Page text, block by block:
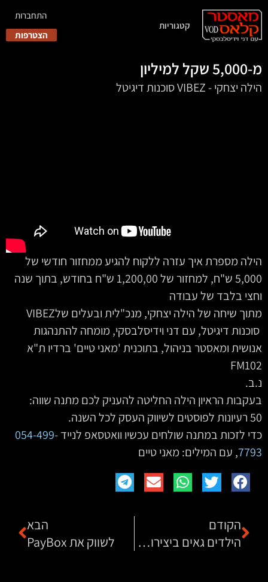
קטגוריות
התחברות
הצטרפות
מ-5,000 שקל למיליון
הילה יצחקי - VIBEZ סוכנות דיגיטל
הילה מספרת איך עזרה ללקוח להגיע ממחזור חודשי של
5,000‏ ש"ח, למחזור של 1,200,00 ש"ח בחודש, בתוך שנה
וחצי בלבד של עבודה
מתוך שיחה של הילה יצחקי, מנכ"לית ובעלים שלVIBEZ
‏‏ סוכנות דיגיטל, עם דני וידיסלבסקי, מומחה להתנהגות
אנושית ומאסטר בניהול, בתוכנית 'מאני טיים' ברדיו ת"א
FM102
נ.ב.
בעקבות הראיון הילה החליטה להעניק לכם מתנה שווה:
50‏ רעיונות לפוסטים לשיווק העסק לכל השנה.
כדי לזכות במתנה שולחים עכשיו וואטסאפ לנייד054-499-
7793‏‏, עם המילים: מאני טיים
הקודם
הילדים גאים ביצירות שלהם
הבא
לשווק את PayBox